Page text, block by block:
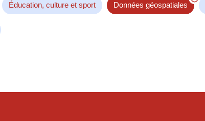
Éducation, culture et sport Données géospatiales